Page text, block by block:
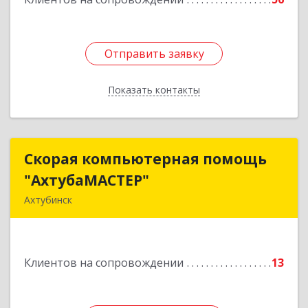
Отправить заявку
Показать контакты
Отправить заявку
Назад
Скорая компьютерная помощь
"АхтубаМАСТЕР"
Ахтубинск
Клиентов на сопровождении 13
Скорая компьютерная помощь
Подробнее